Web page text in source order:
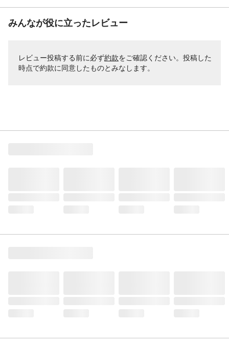
みんなが役に立ったレビュー
レビュー投稿する前に必ず約款をご確認ください。投稿した
時点で約款に同意したものとみなします。